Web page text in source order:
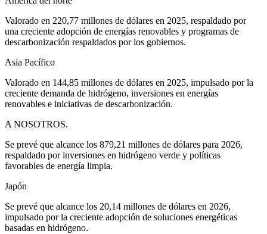
Valorado en 220,77 millones de dólares en 2025, respaldado por
una creciente adopción de energías renovables y programas de
descarbonización respaldados por los gobiernos.
Asia Pacífico
Valorado en 144,85 millones de dólares en 2025, impulsado por la
creciente demanda de hidrógeno, inversiones en energías
renovables e iniciativas de descarbonización.
A NOSOTROS.
Se prevé que alcance los 879,21 millones de dólares para 2026,
respaldado por inversiones en hidrógeno verde y políticas
favorables de energía limpia.
Japón
Se prevé que alcance los 20,14 millones de dólares en 2026,
impulsado por la creciente adopción de soluciones energéticas
basadas en hidrógeno.